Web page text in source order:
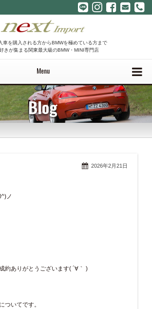
車を購入される方からBMWを極めている方まで
きが集まる関東最大級のBMW・MINI専門店
Menu
Blog
2026年2月21日
ノ
約ありがとうございます( ´∀｀ )
いてです。